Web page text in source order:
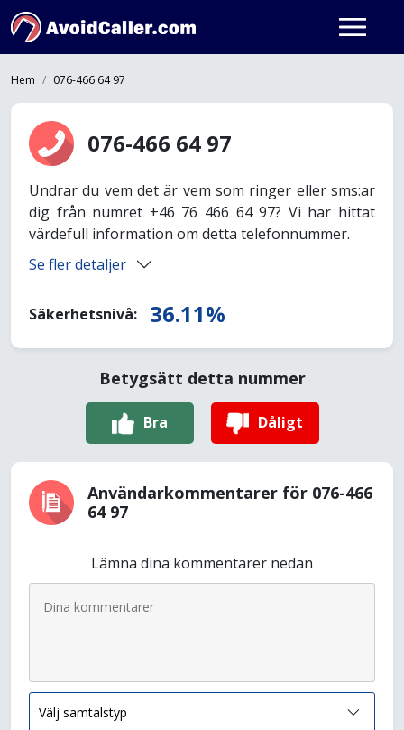
Hem 076-466 64 97
076-466 64 97
Undrar du vem det är vem som ringer eller sms:ar
dig från numret +46 76 466 64 97? Vi har hittat
värdefull information om detta telefonnummer.
Se fler detaljer
Säkerhetsnivå: 36.11%
Betygsätt detta nummer
Bra Dåligt
Användarkommentarer för 076-466
64 97
Lämna dina kommentarer nedan